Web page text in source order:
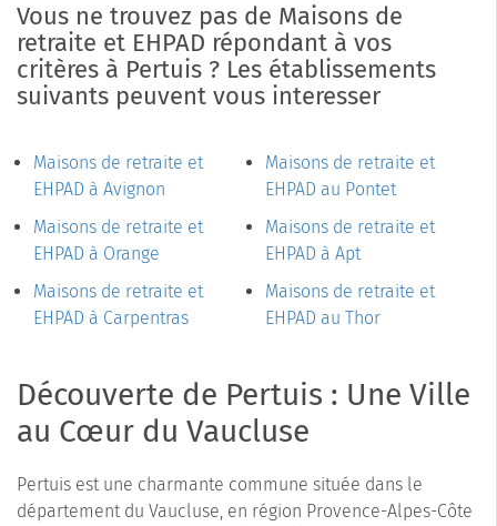
Vous ne trouvez pas de Maisons de
retraite et EHPAD répondant à vos
critères à Pertuis ? Les établissements
suivants peuvent vous interesser
Maisons de retraite et
EHPAD à Avignon
Maisons de retraite et
EHPAD à Orange
Maisons de retraite et
EHPAD à Carpentras
Maisons de retraite et
EHPAD au Pontet
Maisons de retraite et
EHPAD à Apt
Maisons de retraite et
EHPAD au Thor
Découverte de Pertuis : Une Ville
au Cœur du Vaucluse
Pertuis est une charmante commune située dans le
département du Vaucluse, en région Provence-Alpes-Côte